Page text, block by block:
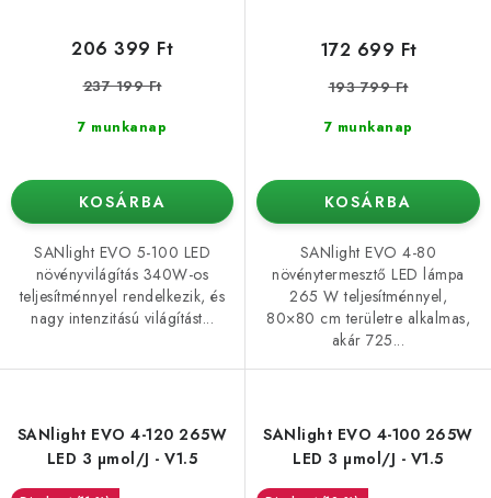
7 munkanap
206 399 Ft
237 199 Ft
KOSÁRBA
SANlight EVO 5-100 LED
növényvilágítás 340W-os
teljesítménnyel rendelkezik, és
nagy intenzitású világítást...
7 munkanap
172 699 Ft
193 799 Ft
KOSÁRBA
SANlight EVO 4-80
növénytermesztő LED lámpa
265 W teljesítménnyel,
80×80 cm területre alkalmas,
akár 725...
SANlight EVO 4-120 265W
LED 3 µmol/J - V1.5
SANlight EVO 4-100 265W
LED 3 µmol/J - V1.5